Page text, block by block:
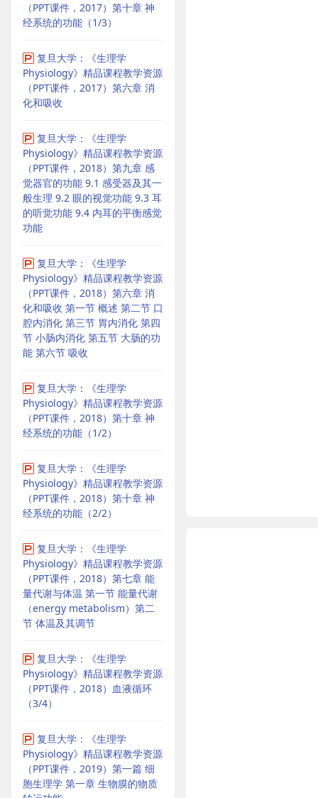
（PPT课件，2017）第十章 神
经系统的功能（1/3）
复旦大学：《生理学
Physiology》精品课程教学资源
（PPT课件，2017）第六章 消
化和吸收
复旦大学：《生理学
Physiology》精品课程教学资源
（PPT课件，2018）第九章 感
觉器官的功能 9.1 感受器及其一
般生理 9.2 眼的视觉功能 9.3 耳
的听觉功能 9.4 内耳的平衡感觉
功能
复旦大学：《生理学
Physiology》精品课程教学资源
（PPT课件，2018）第六章 消
化和吸收 第一节 概述 第二节 口
腔内消化 第三节 胃内消化 第四
节 小肠内消化 第五节 大肠的功
能 第六节 吸收
复旦大学：《生理学
Physiology》精品课程教学资源
（PPT课件，2018）第十章 神
经系统的功能（1/2）
复旦大学：《生理学
Physiology》精品课程教学资源
（PPT课件，2018）第十章 神
经系统的功能（2/2）
复旦大学：《生理学
Physiology》精品课程教学资源
（PPT课件，2018）第七章 能
量代谢与体温 第一节 能量代谢
（energy metabolism）第二
节 体温及其调节
复旦大学：《生理学
Physiology》精品课程教学资源
（PPT课件，2018）血液循环
（3/4）
复旦大学：《生理学
Physiology》精品课程教学资源
（PPT课件，2019）第一篇 细
胞生理学 第一章 生物膜的物质